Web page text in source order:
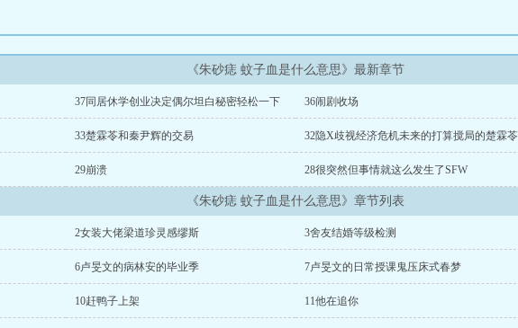
《朱砂痣 蚊子血是什么意思》最新章节
37同居休学创业决定偶尔坦白秘密轻松一下 36闹剧收场
33楚霖苓和秦尹辉的交易 32隐X歧视经济危机未来的打算搅局的楚霖苓
29崩溃 28很突然但事情就这么发生了SFW
《朱砂痣 蚊子血是什么意思》章节列表
2女装大佬梁道珍灵感缪斯 3舍友结婚等级检测
6卢旻文的病林安的毕业季 7卢旻文的日常授课鬼压床式春梦
10赶鸭子上架 11他在追你